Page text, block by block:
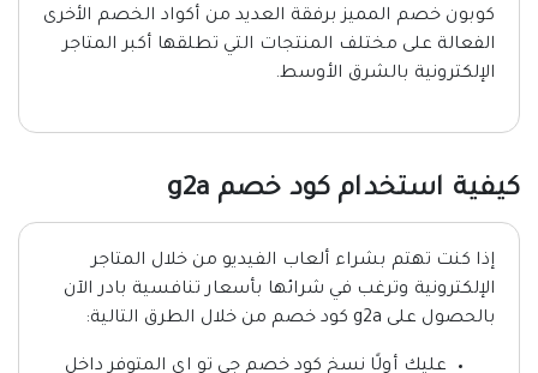
كوبون خصم المميز برفقة العديد من أكواد الخصم الأخرى
الفعالة على مختلف المنتجات التي تطلقها أكبر المتاجر
الإلكترونية بالشرق الأوسط.
كيفية استخدام كود خصم g2a
إذا كنت تهتم بشراء ألعاب الفيديو من خلال المتاجر
الإلكترونية وترغب في شرائها بأسعار تنافسية بادر الآن
بالحصول على g2a كود خصم من خلال الطرق التالية:
عليك أولًا نسخ كود خصم جي تو اى المتوفر داخل